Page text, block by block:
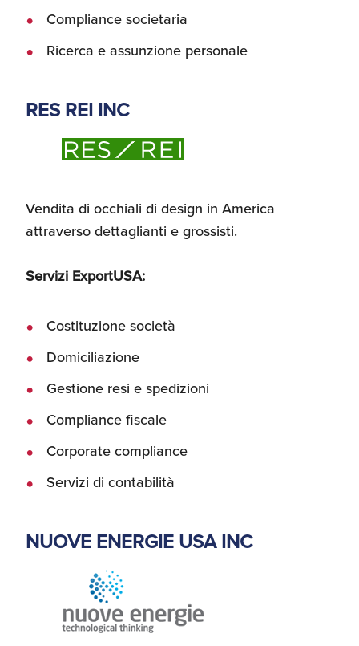
Compliance societaria
Ricerca e assunzione personale
RES REI INC
Vendita di occhiali di design in America
attraverso dettaglianti e grossisti.
Servizi ExportUSA:
Costituzione società
Domiciliazione
Gestione resi e spedizioni
Compliance fiscale
Corporate compliance
Servizi di contabilità
NUOVE ENERGIE USA INC